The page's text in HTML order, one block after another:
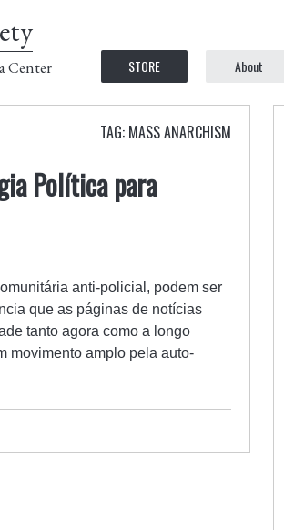
Center STORE About
TAG: MASS ANARCHISM
Política para
anti-policial, podem ser
que as páginas de notícias
tanto agora como a longo
movimento amplo pela auto-